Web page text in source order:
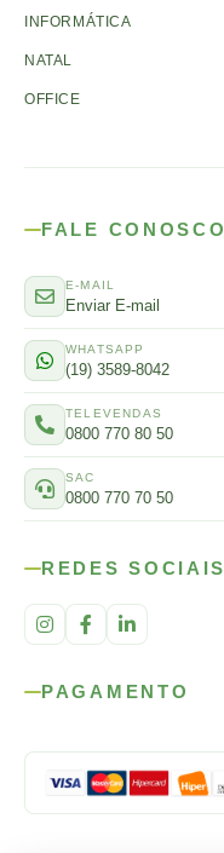
INFORMÁTICA
NATAL
OFFICE
FALE CONOSCO
E-MAIL
Enviar E-mail
WHATSAPP
(19) 3589-8042
TELEVENDAS
0800 770 80 50
SAC
0800 770 70 50
REDES SOCIAIS
PAGAMENTO